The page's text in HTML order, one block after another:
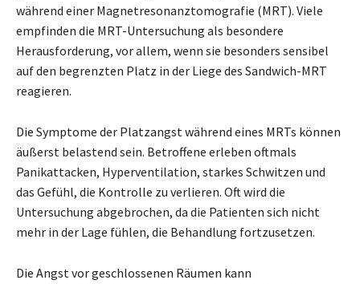
während einer Magnetresonanztomografie (MRT). Viele
empfinden die MRT-Untersuchung als besondere
Herausforderung, vor allem, wenn sie besonders sensibel
auf den begrenzten Platz in der Liege des Sandwich-MRT
reagieren.
Die Symptome der Platzangst während eines MRTs können
äußerst belastend sein. Betroffene erleben oftmals
Panikattacken, Hyperventilation, starkes Schwitzen und
das Gefühl, die Kontrolle zu verlieren. Oft wird die
Untersuchung abgebrochen, da die Patienten sich nicht
mehr in der Lage fühlen, die Behandlung fortzusetzen.
Die Angst vor geschlossenen Räumen kann